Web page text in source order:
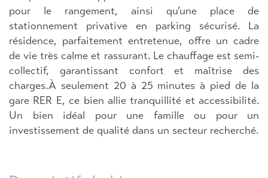
pour le rangement, ainsi qu’une place de
stationnement privative en parking sécurisé. La
résidence, parfaitement entretenue, offre un cadre
de vie très calme et rassurant. Le chauffage est semi-
collectif, garantissant confort et maîtrise des
charges.À seulement 20 à 25 minutes à pied de la
gare RER E, ce bien allie tranquillité et accessibilité.
Un bien idéal pour une famille ou pour un
investissement de qualité dans un secteur recherché.